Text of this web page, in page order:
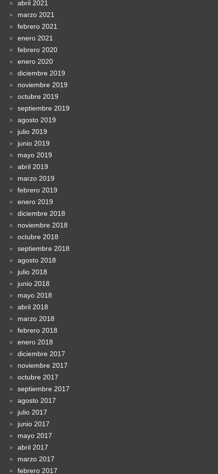
abril 2021
marzo 2021
febrero 2021
enero 2021
febrero 2020
enero 2020
diciembre 2019
noviembre 2019
octubre 2019
septiembre 2019
agosto 2019
julio 2019
junio 2019
mayo 2019
abril 2019
marzo 2019
febrero 2019
enero 2019
diciembre 2018
noviembre 2018
octubre 2018
septiembre 2018
agosto 2018
julio 2018
junio 2018
mayo 2018
abril 2018
marzo 2018
febrero 2018
enero 2018
diciembre 2017
noviembre 2017
octubre 2017
septiembre 2017
agosto 2017
julio 2017
junio 2017
mayo 2017
abril 2017
marzo 2017
febrero 2017